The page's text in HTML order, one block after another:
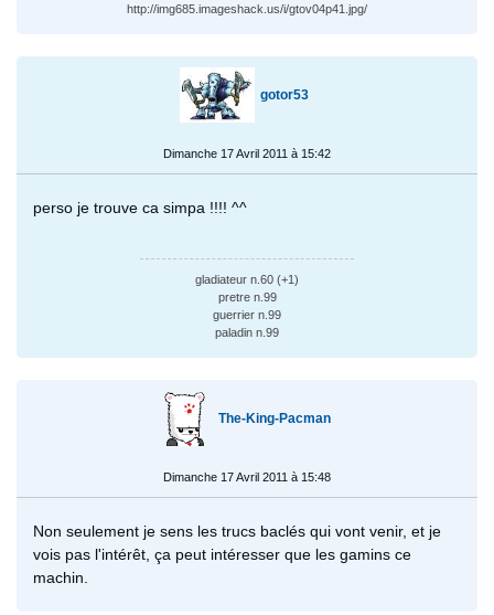
http://img685.imageshack.us/i/gtov04p41.jpg/
gotor53
Dimanche 17 Avril 2011 à 15:42
perso je trouve ca simpa !!!! ^^
gladiateur n.60 (+1)
pretre n.99
guerrier n.99
paladin n.99
The-King-Pacman
Dimanche 17 Avril 2011 à 15:48
Non seulement je sens les trucs baclés qui vont venir, et je
vois pas l'intérêt, ça peut intéresser que les gamins ce
machin.